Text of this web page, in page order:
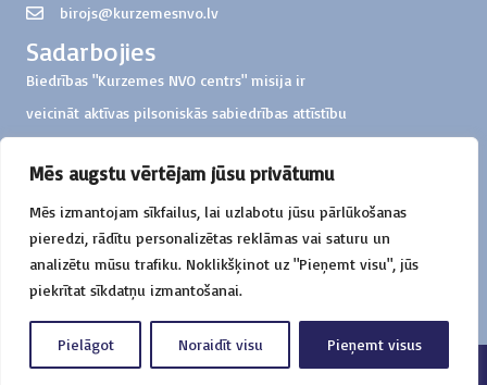
Mēs augstu vērtējam jūsu privātumu
Mēs izmantojam sīkfailus, lai uzlabotu jūsu pārlūkošanas
pieredzi, rādītu personalizētas reklāmas vai saturu un
analizētu mūsu trafiku. Noklikšķinot uz "Pieņemt visu", jūs
piekrītat sīkdatņu izmantošanai.
Pielāgot Noraidīt visu Pieņemt visus
birojs@kurzemesnvo.lv
Sadarbojies
Biedrības "Kurzemes NVO centrs" misija ir
veicināt aktīvas pilsoniskās sabiedrības attīstību
Ziedo
Biedrība "Kurzemes NVO centrs"
Konts: LV57HABA0551000326851
Mērķis: ziedojums darbības atbalstam
© 2023 Kurzemes NVO centrs. Visas tiesības aizsargātas.